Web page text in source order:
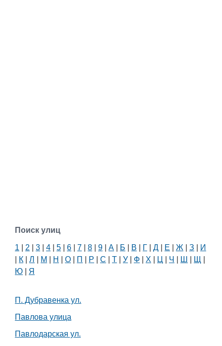
Поиск улиц
1 2 3 4 5 6 7 8 9 А Б В Г Д Е Ж З
И
К Л М Н О П Р С Т У Ф Х Ц Ч Ш Щ
Ю
Я
П. Дубравенка ул.
Павлова улица
Павлодарская ул.